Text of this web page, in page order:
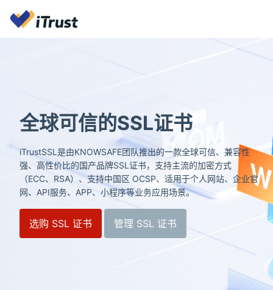
全球可信的SSL证书
iTrustSSL是由KNOWSAFE团队推出的一款全球可信、兼容性
强、高性价比的国产品牌SSL证书，支持主流的加密方式
（ECC、RSA）、支持中国区 OCSP、适用于个人网站、企业官
网、API服务、APP、小程序等业务应用场景。
选购 SSL 证书 管理 SSL 证书